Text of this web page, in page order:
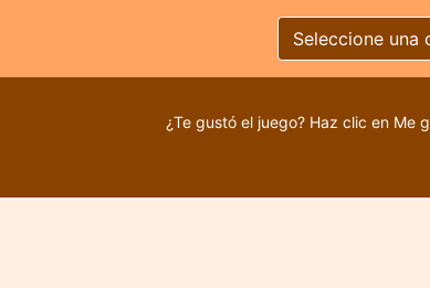
Seleccione una
¿Te gustó el juego? Haz clic en Me